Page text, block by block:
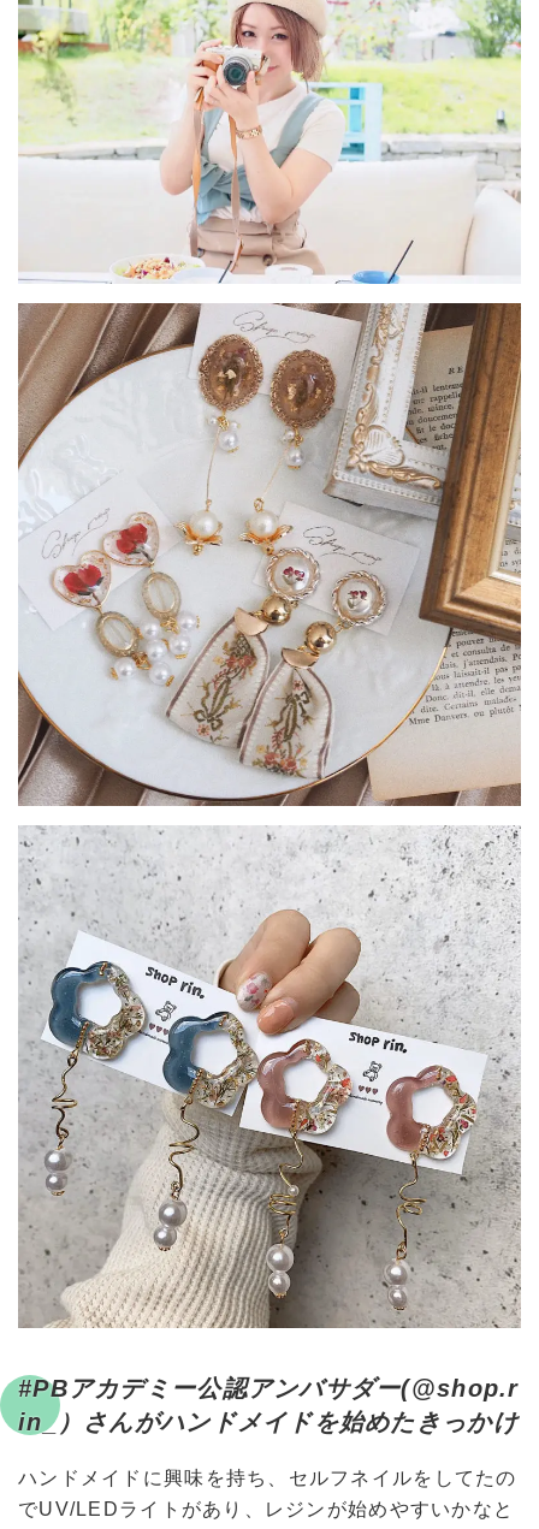
#PBアカデミー公認アンバサダー(@shop.r
in_）さんがハンドメイドを始めたきっかけ
ハンドメイドに興味を持ち、セルフネイルをしてたの
でUV/LEDライトがあり、レジンが始めやすいかなと